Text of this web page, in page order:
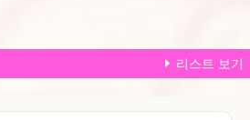
리스트 보기